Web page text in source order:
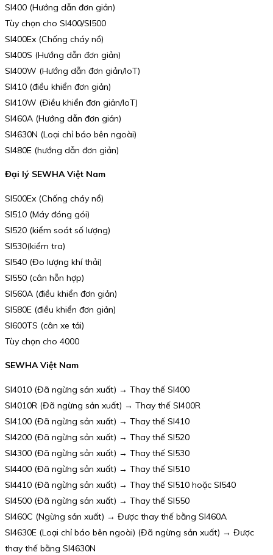
SI400 (Hướng dẫn đơn giản)
Tùy chọn cho SI400/SI500
SI400Ex (Chống cháy nổ)
SI400S (Hướng dẫn đơn giản)
SI400W (Hướng dẫn đơn giản/IoT)
SI410 (điều khiển đơn giản)
SI410W (Điều khiển đơn giản/IoT)
SI460A (Hướng dẫn đơn giản)
SI4630N (Loại chỉ báo bên ngoài)
SI480E (hướng dẫn đơn giản)
Đại lý SEWHA Việt Nam
SI500Ex (Chống cháy nổ)
SI510 (Máy đóng gói)
SI520 (kiểm soát số lượng)
SI530(kiểm tra)
SI540 (Đo lượng khí thải)
SI550 (cân hỗn hợp)
SI560A (điều khiển đơn giản)
SI580E (điều khiển đơn giản)
SI600TS (cân xe tải)
Tùy chọn cho 4000
SEWHA Việt Nam
SI4010 (Đã ngừng sản xuất) → Thay thế SI400
SI4010R (Đã ngừng sản xuất) → Thay thế SI400R
SI4100 (Đã ngừng sản xuất) → Thay thế SI410
SI4200 (Đã ngừng sản xuất) → Thay thế SI520
SI4300 (Đã ngừng sản xuất) → Thay thế SI530
SI4400 (Đã ngừng sản xuất) → Thay thế SI510
SI4410 (Đã ngừng sản xuất) → Thay thế SI510 hoặc SI540
SI4500 (Đã ngừng sản xuất) → Thay thế SI550
SI460C (Ngừng sản xuất) → Được thay thế bằng SI460A
SI4630E (Loại chỉ báo bên ngoài) (Đã ngừng sản xuất) → Được
thay thế bằng SI4630N